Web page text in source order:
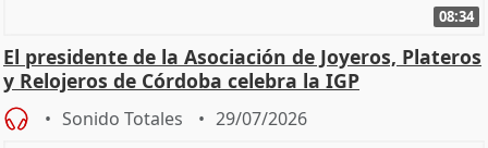
08:34
El presidente de la Asociación de Joyeros, Plateros
y Relojeros de Córdoba celebra la IGP
Sonido Totales 29/07/2026